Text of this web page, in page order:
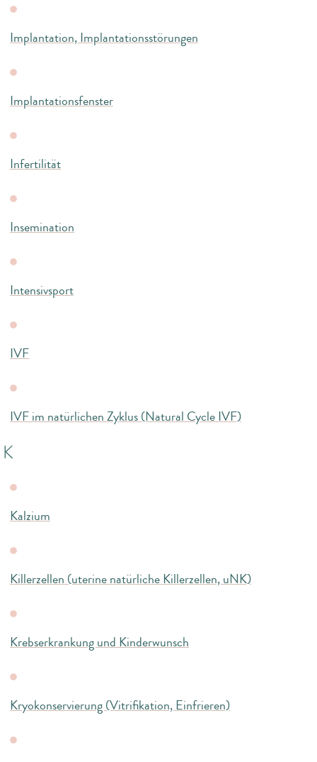
Implantation, Implantationsstörungen
Implantationsfenster
Infertilität
Insemination
Intensivsport
IVF
IVF im natürlichen Zyklus (Natural Cycle IVF)
K
Kalzium
Killerzellen (uterine natürliche Killerzellen, uNK)
Krebserkrankung und Kinderwunsch
Kryokonservierung (Vitrifikation, Einfrieren)